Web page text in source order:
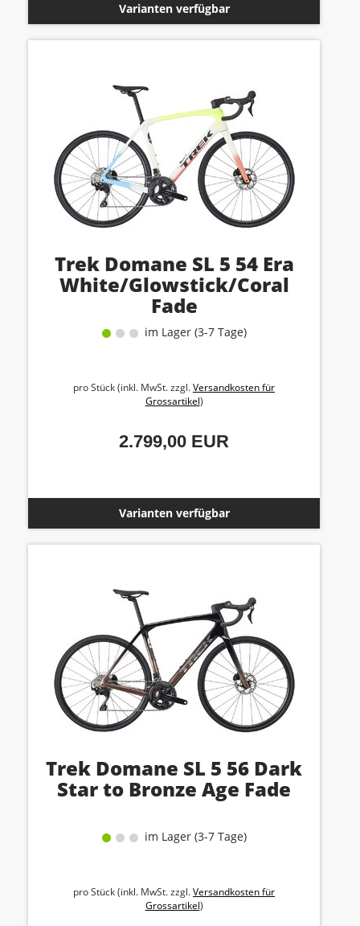
Varianten verfügbar
Trek Domane SL 5 54 Era
White/Glowstick/Coral
Fade
im Lager (3-7 Tage)
pro Stück (inkl. MwSt. zzgl.Versandkosten für
Grossartikel)
2.799,00 EUR
Varianten verfügbar
Trek Domane SL 5 56 Dark
Star to Bronze Age Fade
im Lager (3-7 Tage)
pro Stück (inkl. MwSt. zzgl.Versandkosten für
Grossartikel)